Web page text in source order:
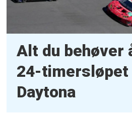
Alt du behøver
24-timersløpet
Daytona